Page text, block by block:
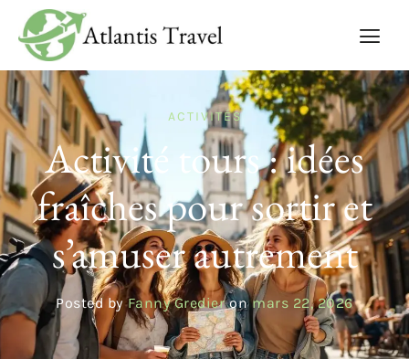
ACTIVITÉS
Activité tours : idées
fraîches pour sortir et
s’amuser autrement
Posted by Fanny Gredier on mars 22, 2026